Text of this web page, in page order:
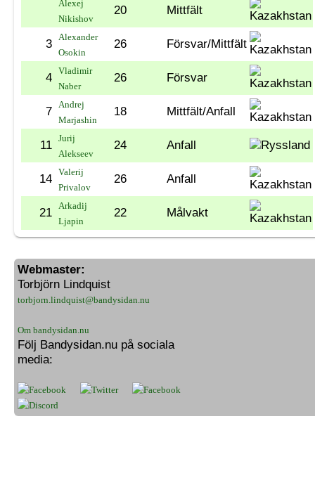
Alexej
Nikishov
20 Mittfält
3
Alexander
Osokin
26 Försvar/Mittfält
4
Vladimir
Naber
26 Försvar
7
Andrej
Marjashin
18 Mittfält/Anfall
11
Jurij
Alekseev
24 Anfall
14
Valerij
Privalov
26 Anfall
21
Arkadij
Ljapin
22 Målvakt
Webmaster:
Torbjörn Lindquist
torbjorn.lindquist@bandysidan.nu
Om bandysidan.nu
Följ Bandysidan.nu på sociala
media: